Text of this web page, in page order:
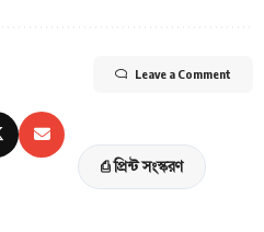
Leave a Comment
⎙ প্রিন্ট সংস্করণ